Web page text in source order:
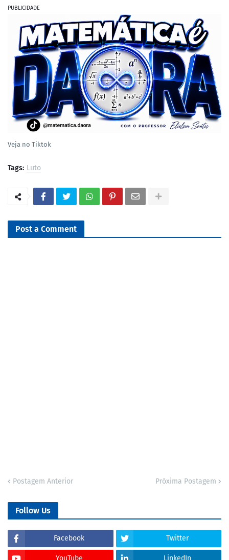
PUBLICIDADE
Veja no Tiktok
Tags: Luto
Post a Comment
Postagem Anterior Próxima Postagem
Follow Us
Facebook Twitter